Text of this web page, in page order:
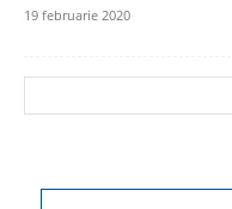
19 februarie 2020